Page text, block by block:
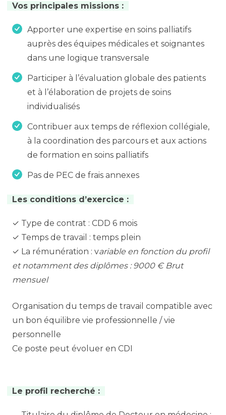
Vos principales missions :
Apporter une expertise en soins palliatifs
auprès des équipes médicales et soignantes
dans une logique transversale
Participer à l’évaluation globale des patients
et à l’élaboration de projets de soins
individualisés
Contribuer aux temps de réflexion collégiale,
à la coordination des parcours et aux actions
de formation en soins palliatifs
Pas de PEC de frais annexes
Les conditions d’exercice :
✓ Type de contrat : CDD 6 mois
✓ Temps de travail : temps plein
✓ La rémunération : variable en fonction du profil
et notamment des diplômes : 9000 € Brut
mensuel
Organisation du temps de travail compatible avec
un bon équilibre vie professionnelle / vie
personnelle
Ce poste peut évoluer en CDI
Le profil recherché :